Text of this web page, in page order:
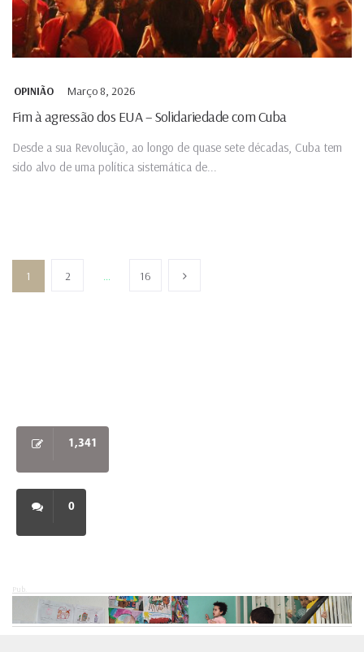
OPINIÃO Março 8, 2026
Fim à agressão dos EUA – Solidariedade com Cuba
Desde a sua Revolução, ao longo de quase sete décadas, Cuba tem
sido alvo de uma política sistemática de...
1 2 … 16
1,341
0
Pub.